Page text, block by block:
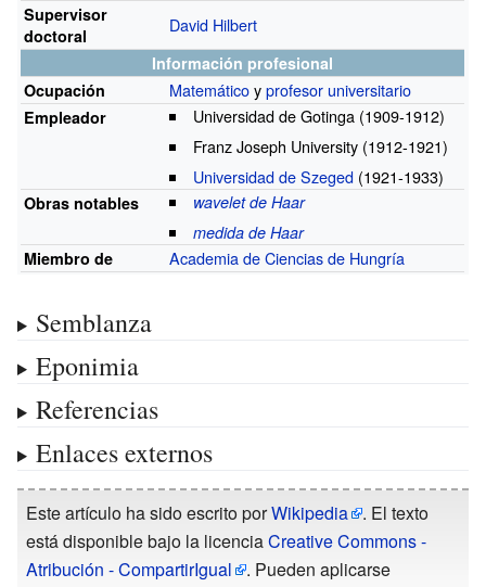
Supervisor
doctoral
David Hilbert
Información profesional
Ocupación
Matemáticoyprofesor universitario
Empleador Universidad de Gotinga (1909-1912)
Franz Joseph University (1912-1921)
Universidad de Szeged (1921-1933)
Obras notables
wavelet de Haar
medida de Haar
Miembro de
Academia de Ciencias de Hungría
Semblanza
Eponimia
Referencias
Enlaces externos
Este artículo ha sido escrito porWikipedia
. El texto
está disponible bajo la licenciaCreative Commons -
Atribución - CompartirIgual
. Pueden aplicarse